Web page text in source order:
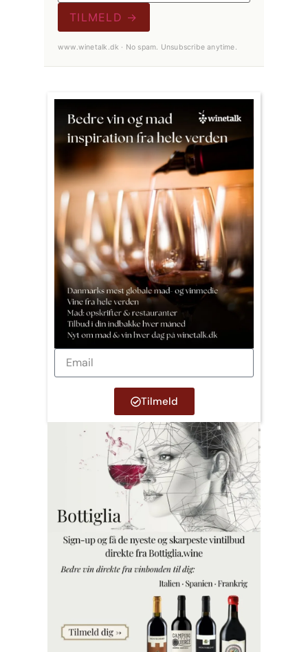
TILMELD →
www.winetalk.dk · No spam. Unsubscribe anytime.
Tilmeld